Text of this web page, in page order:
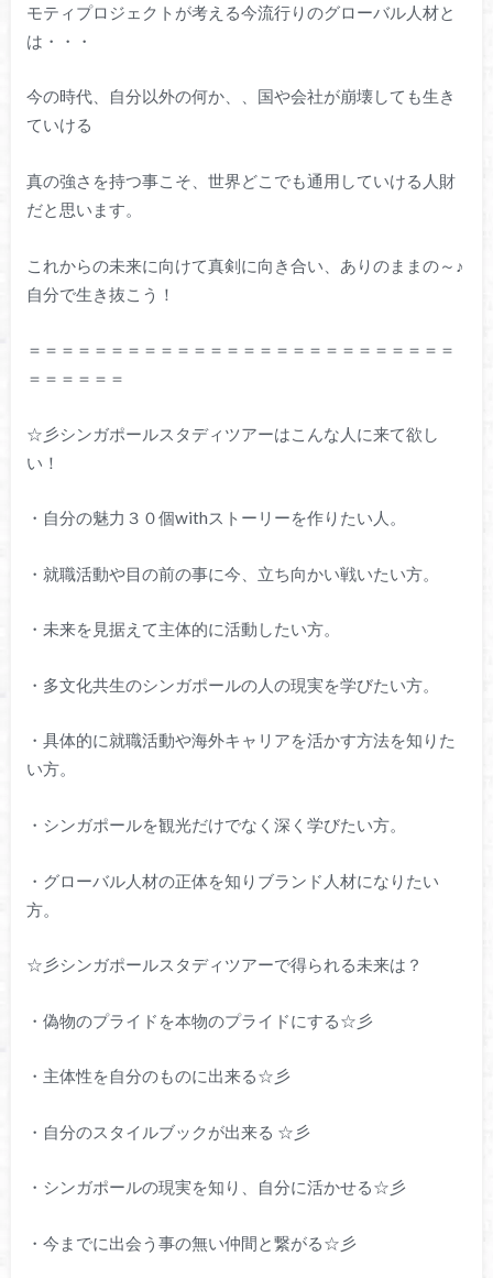
モティプロジェクトが考える今流行りのグローバル人材と
は・・・
今の時代、自分以外の何か、、国や会社が崩壊しても生き
ていける
真の強さを持つ事こそ、世界どこでも通用していける人財
だと思います。
これからの未来に向けて真剣に向き合い、ありのままの～♪
自分で生き抜こう！
＝＝＝＝＝＝＝＝＝＝＝＝＝＝＝＝＝＝＝＝＝＝＝＝＝＝
＝＝＝＝＝＝
☆彡シンガポールスタディツアーはこんな人に来て欲し
い！
・自分の魅力３０個withストーリーを作りたい人。
・就職活動や目の前の事に今、立ち向かい戦いたい方。
・未来を見据えて主体的に活動したい方。
・多文化共生のシンガポールの人の現実を学びたい方。
・具体的に就職活動や海外キャリアを活かす方法を知りた
い方。
・シンガポールを観光だけでなく深く学びたい方。
・グローバル人材の正体を知りブランド人材になりたい
方。
☆彡シンガポールスタディツアーで得られる未来は？
・偽物のプライドを本物のプライドにする☆彡
・主体性を自分のものに出来る☆彡
・自分のスタイルブックが出来る ☆彡
・シンガポールの現実を知り、自分に活かせる☆彡
・今までに出会う事の無い仲間と繋がる☆彡